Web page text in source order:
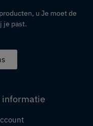
u Je moet de
je past.
informatie